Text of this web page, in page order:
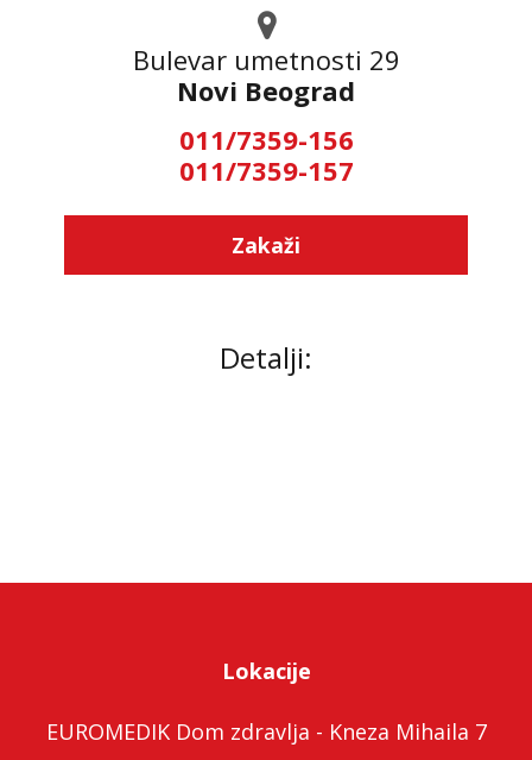
Bulevar umetnosti 29
Novi Beograd
011/7359-156
011/7359-157
Zakaži
Detalji:
Lokacije
EUROMEDIK Dom zdravlja - Kneza Mihaila 7